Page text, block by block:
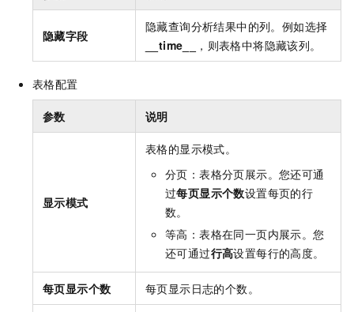
隐藏字段
隐藏查询分析结果中的列。例如选择
__time__
，则表格中将隐藏该列。
表格配置
参数 说明
显示模式
表格的显示模式。
分页：表格分页展示。您还可通
过每页显示个数设置每页的行
数。
等高：表格在同一页内展示。您
还可通过行高设置每行的高度。
每页显示个数 每页显示日志的个数。